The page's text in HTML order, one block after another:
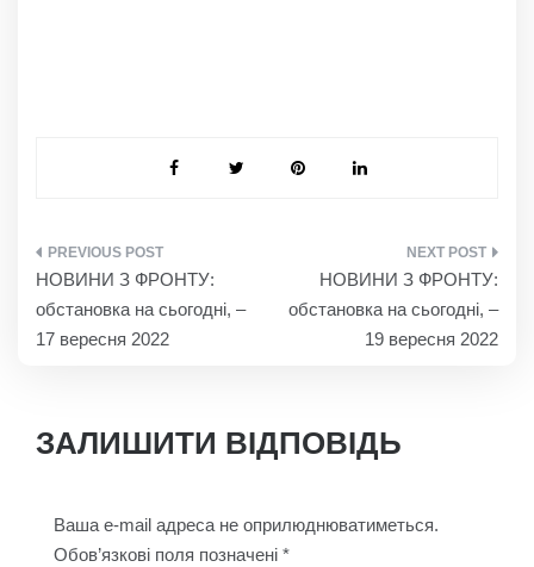
НАВІГАЦІЯ
ЗАПИСІВ
НОВИНИ З ФРОНТУ:
обстановка на сьогодні, –
17 вересня 2022
НОВИНИ З ФРОНТУ:
обстановка на сьогодні, –
19 вересня 2022
ЗАЛИШИТИ ВІДПОВІДЬ
Ваша e-mail адреса не оприлюднюватиметься.
Обов’язкові поля позначені *